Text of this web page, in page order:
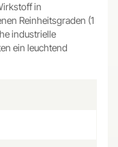
in
Reinheitsgraden (1
industrielle
ein leuchtend